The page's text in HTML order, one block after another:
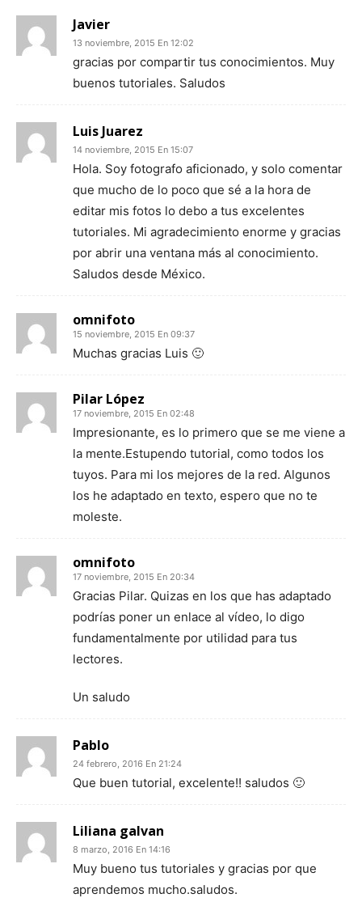
Javier
13 noviembre, 2015 En 12:02
gracias por compartir tus conocimientos. Muy
buenos tutoriales. Saludos
Luis Juarez
14 noviembre, 2015 En 15:07
Hola. Soy fotografo aficionado, y solo comentar
que mucho de lo poco que sé a la hora de
editar mis fotos lo debo a tus excelentes
tutoriales. Mi agradecimiento enorme y gracias
por abrir una ventana más al conocimiento.
Saludos desde México.
omnifoto
15 noviembre, 2015 En 09:37
Muchas gracias Luis 🙂
Pilar López
17 noviembre, 2015 En 02:48
Impresionante, es lo primero que se me viene a
la mente.Estupendo tutorial, como todos los
tuyos. Para mi los mejores de la red. Algunos
los he adaptado en texto, espero que no te
moleste.
omnifoto
17 noviembre, 2015 En 20:34
Gracias Pilar. Quizas en los que has adaptado
podrías poner un enlace al vídeo, lo digo
fundamentalmente por utilidad para tus
lectores.
Un saludo
Pablo
24 febrero, 2016 En 21:24
Que buen tutorial, excelente!! saludos 🙂
Liliana galvan
8 marzo, 2016 En 14:16
Muy bueno tus tutoriales y gracias por que
aprendemos mucho.saludos.